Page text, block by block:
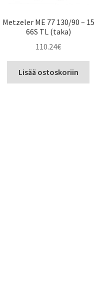
Metzeler ME 77 130/90 – 15
66S TL (taka)
110.24€
Lisää ostoskoriin